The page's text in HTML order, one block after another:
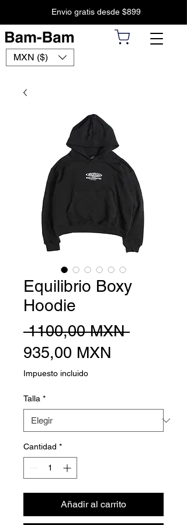
Envio gratis desde $899
MXN ($)
Equilibrio Boxy
Hoodie
1100,00 MXN Precio
935,00 MXN
Impuesto incluido
Talla *
Cantidad *
Añadir al carrito